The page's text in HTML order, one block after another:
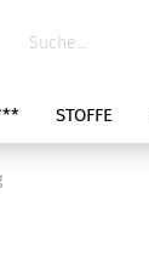
STOFFE